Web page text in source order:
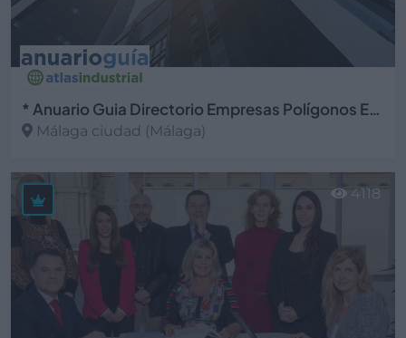
* Anuario Guia Directorio Empresas Polígonos Espacios Industriales
Málaga ciudad (Málaga)
Ver más
4118